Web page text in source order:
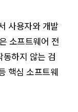
사용자와 개발
소프트웨어 전
하지 않는 검
핵심 소프트웨